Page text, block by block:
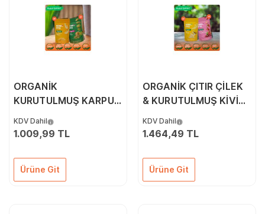
ORGANİK
KURUTULMUŞ KARPUZ
6'LI PAKETİ
KDV Dahil
1.009,99 TL
Ürüne Git
ORGANİK ÇITIR ÇİLEK
& KURUTULMUŞ KİVİ
KDV Dahil
1.464,49 TL
Ürüne Git